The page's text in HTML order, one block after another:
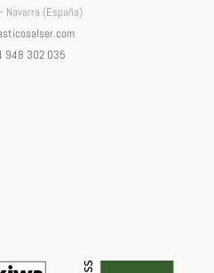
Navarra (España)
948 302 035